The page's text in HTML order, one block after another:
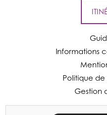
Informations
Politique
Gestion